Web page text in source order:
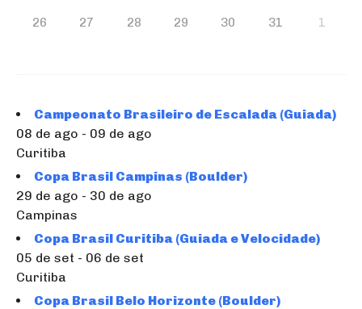
26 27 28 29 30 31 1
Campeonato Brasileiro de Escalada (Guiada)
08 de ago - 09 de ago
Curitiba
Copa Brasil Campinas (Boulder)
29 de ago - 30 de ago
Campinas
Copa Brasil Curitiba (Guiada e Velocidade)
05 de set - 06 de set
Curitiba
Copa Brasil Belo Horizonte (Boulder)